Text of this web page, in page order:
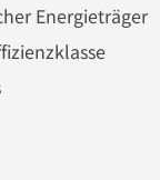
Energieträger